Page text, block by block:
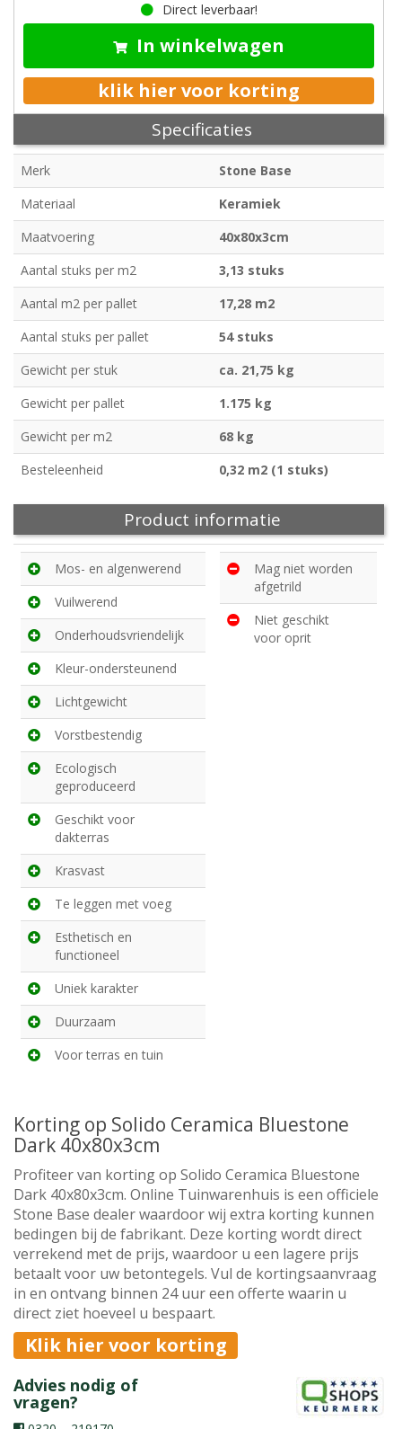
Direct leverbaar!
In winkelwagen
klik hier voor korting
Specificaties
Merk
Stone Base
Materiaal
Keramiek
Maatvoering
40x80x3cm
Aantal stuks per m2
3,13 stuks
Aantal m2 per pallet
17,28 m2
Aantal stuks per pallet
54 stuks
Gewicht per stuk
ca. 21,75 kg
Gewicht per pallet
1.175 kg
Gewicht per m2
68 kg
Besteleenheid
0,32 m2 (1 stuks)
Product informatie
Mos- en algenwerend
Vuilwerend
Onderhoudsvriendelijk
Kleur-ondersteunend
Lichtgewicht
Vorstbestendig
Ecologisch
geproduceerd
Geschikt voor
dakterras
Krasvast
Te leggen met voeg
Esthetisch en
functioneel
Uniek karakter
Duurzaam
Voor terras en tuin
Mag niet worden
afgetrild
Niet geschikt
voor oprit
Korting op Solido Ceramica Bluestone
Dark 40x80x3cm
Profiteer van korting op Solido Ceramica Bluestone
Dark 40x80x3cm. Online Tuinwarenhuis is een officiele
Stone Base dealer waardoor wij extra korting kunnen
bedingen bij de fabrikant. Deze korting wordt direct
verrekend met de prijs, waardoor u een lagere prijs
betaalt voor uw betontegels. Vul de kortingsaanvraag
in en ontvang binnen 24 uur een offerte waarin u
direct ziet hoeveel u bespaart.
Klik hier voor korting
Advies nodig of
vragen?